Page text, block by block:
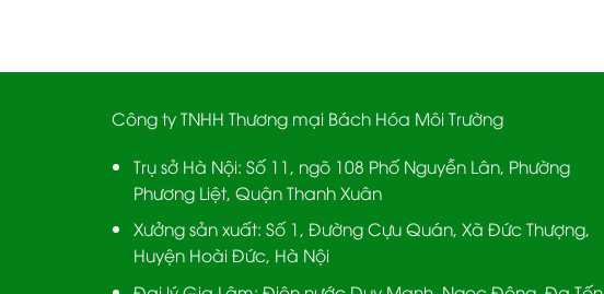
Công ty TNHH Thương mại Bách Hóa Môi Trường
Trụ sở Hà Nội: Số 11, ngõ 108 Phố Nguyễn Lân, Phường
Phương Liệt, Quận Thanh Xuân
Xưởng sản xuất: Số 1, Đường Cựu Quán, Xã Đức Thượng,
Huyện Hoài Đức, Hà Nội